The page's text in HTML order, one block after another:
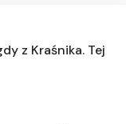
z Kraśnika. Tej